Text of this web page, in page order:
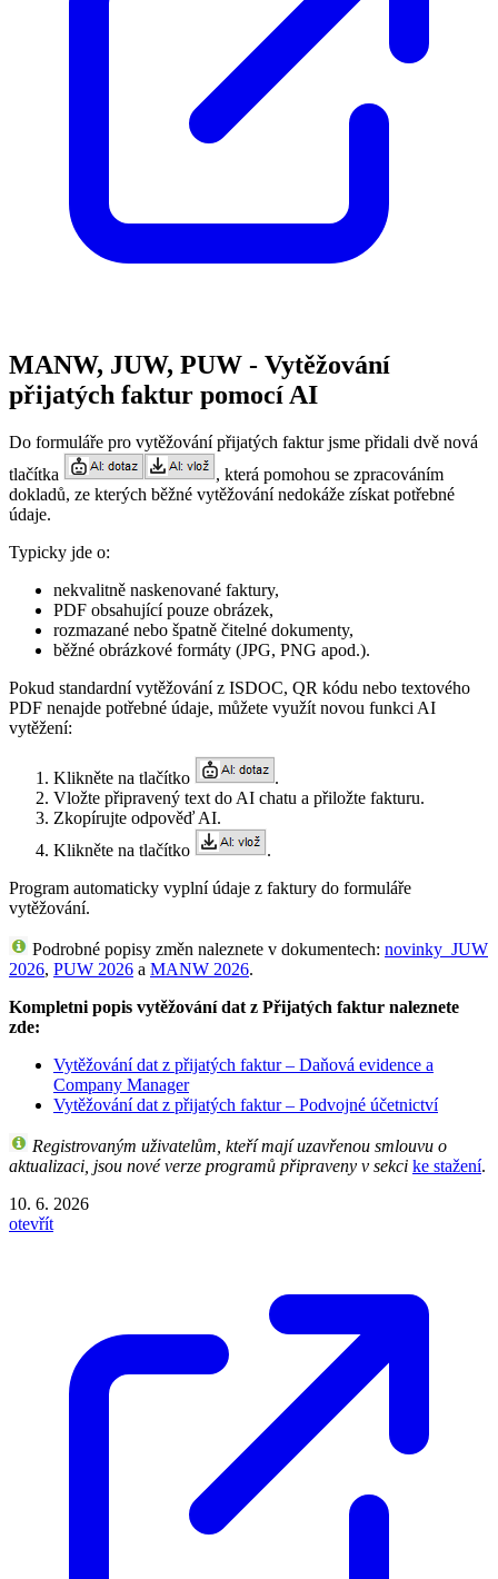
MANW, JUW, PUW - Vytěžování
přijatých faktur pomocí AI
Do formuláře pro vytěžování přijatých faktur jsme přidali dvě nová
tlačítka
, která pomohou se zpracováním
dokladů, ze kterých běžné vytěžování nedokáže získat potřebné
údaje.
Typicky jde o:
nekvalitně naskenované faktury,
PDF obsahující pouze obrázek,
rozmazané nebo špatně čitelné dokumenty,
běžné obrázkové formáty (JPG, PNG apod.).
Pokud standardní vytěžování z ISDOC, QR kódu nebo textového
PDF nenajde potřebné údaje, můžete využít novou funkci AI
vytěžení:
Klikněte na tlačítko
.
Vložte připravený text do AI chatu a přiložte fakturu.
Zkopírujte odpověď AI.
Klikněte na tlačítko
.
Program automaticky vyplní údaje z faktury do formuláře
vytěžování.
Podrobné popisy změn naleznete v dokumentech: novinky_JUW
2026, PUW 2026 a MANW 2026.
Kompletni popis vytěžování dat z Přijatých faktur naleznete
zde:
Vytěžování dat z přijatých faktur – Daňová evidence a
Company Manager
Vytěžování dat z přijatých faktur – Podvojné účetnictví
Registrovaným uživatelům, kteří mají uzavřenou smlouvu o
aktualizaci, jsou nové verze programů připraveny v sekci ke stažení.
10. 6. 2026
otevřít